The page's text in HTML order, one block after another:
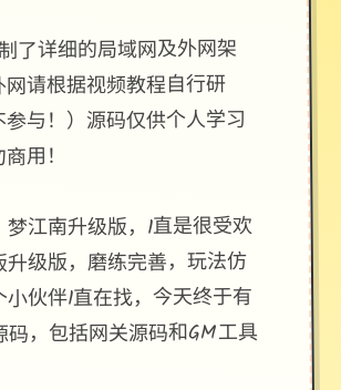
了详细的局域网及外网架
请根据视频教程自行研
与！）源码仅供个人学习
用！
江南升级版，1直是很受欢
级版，磨练完善，玩法仿
伙伴1直在找，今天终于有
码，包括网关源码和GM工具